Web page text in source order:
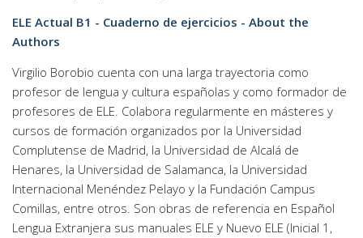
ELE Actual B1 - Cuaderno de ejercicios - About the
Authors
Virgilio Borobio cuenta con una larga trayectoria como
profesor de lengua y cultura españolas y como formador de
profesores de ELE. Colabora regularmente en másteres y
cursos de formación organizados por la Universidad
Complutense de Madrid, la Universidad de Alcalá de
Henares, la Universidad de Salamanca, la Universidad
Internacional Menéndez Pelayo y la Fundación Campus
Comillas, entre otros. Son obras de referencia en Español
Lengua Extranjera sus manuales ELE y Nuevo ELE (Inicial 1,